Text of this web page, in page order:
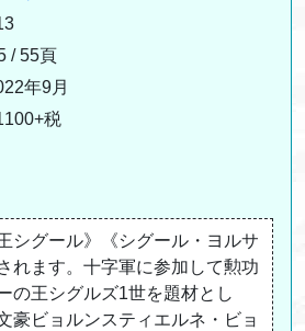
/ 55頁
年9月
税
シグール》《シグール・ヨルサ
れます。十字軍に参加して勲功
の王シグルズ1世を題材とし
豪ビョルンスティエルネ・ビョ